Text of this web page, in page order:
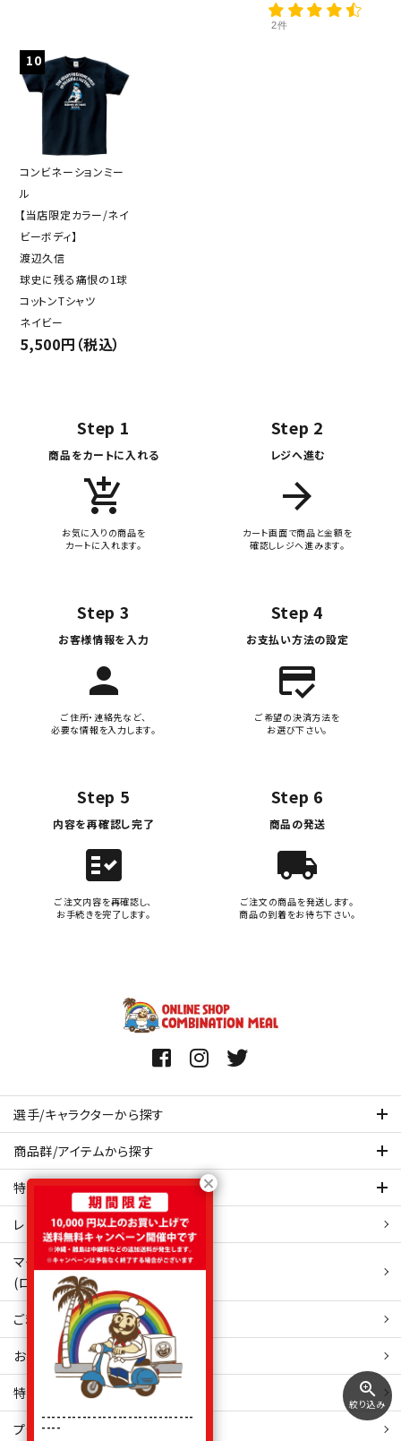
zoom_in
絞り込み
2件
10
コンビネーションミー
ル
【当店限定カラー/ネイ
ビーボディ】
渡辺久信
球史に残る痛恨の1球
コットンTシャツ
ネイビー
5,500円（税込）
Step 1
商品をカートに入れる
add_shopping_cart
お気に入りの商品を
カートに入れます。
Step 2
レジへ進む
arrow_forward
カート画面で商品と金額を
確認しレジへ進みます。
Step 3
お客様情報を入力
person
ご住所・連絡先など、
必要な情報を入力します。
Step 4
お支払い方法の設定
credit_score
ご希望の決済方法を
お選び下さい。
Step 5
内容を再確認し完了
fact_check
ご注文内容を再確認し、
お手続きを完了します。
Step 6
商品の発送
local_shipping
ご注文の商品を発送します。
商品の到着をお待ち下さい。
選手/キャラクターから探す
商品群/アイテムから探す
特集ページを見てみる
レビュー・口コミ 一覧ページ
マイアカウント
(ログイン/新規会員登録)
ご利用ガイド
お問い合わせ
特定商取引 法表示
プライバシーポリシー
------------------------------
----